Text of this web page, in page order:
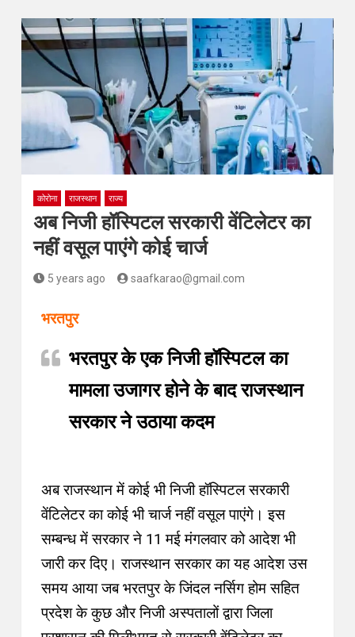
कोरोना राजस्थान राज्य
अब निजी हॉस्पिटल सरकारी वेंटिलेटर का
नहीं वसूल पाएंगे कोई चार्ज
5 years ago saafkarao@gmail.com
भरतपुर
भरतपुर के एक निजी हॉस्पिटल का
मामला उजागर होने के बाद राजस्थान
सरकार ने उठाया कदम
अब राजस्थान में कोई भी निजी हॉस्पिटल सरकारी
वेंटिलेटर का कोई भी चार्ज नहीं वसूल पाएंगे। इस
सम्बन्ध में सरकार ने 11 मई मंगलवार को आदेश भी
जारी कर दिए। राजस्थान सरकार का यह आदेश उस
समय आया जब भरतपुर के जिंदल नर्सिग होम सहित
प्रदेश के कुछ और निजी अस्पतालों द्वारा जिला